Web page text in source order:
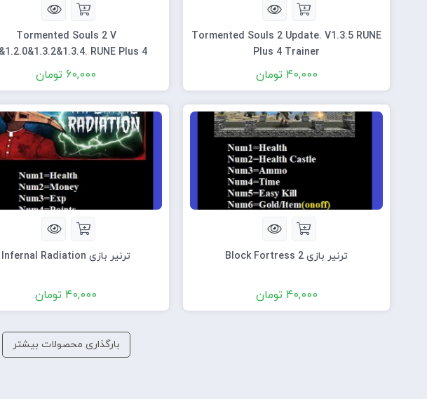
Tormented Souls 2 Update. V1.3.5 RUNE
Plus 4 Trainer
40,000 تومان
Tormented Souls 2 V
RUNE Plus 4
Trainer60,000 تومان
ترنیر بازی Block Fortress 2
40,000 تومان
ترنیر بازی Infernal Radiation
40,000 تومان
بارگذاری محصولات بیشتر